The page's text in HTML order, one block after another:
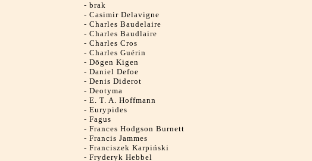
- brak
- Casimir Delavigne
- Charles Baudelaire
- Charles Baudlaire
- Charles Cros
- Charles Guérin
- Dōgen Kigen
- Daniel Defoe
- Denis Diderot
- Deotyma
- E. T. A. Hoffmann
- Eurypides
- Fagus
- Frances Hodgson Burnett
- Francis Jammes
- Franciszek Karpiński
- Fryderyk Hebbel